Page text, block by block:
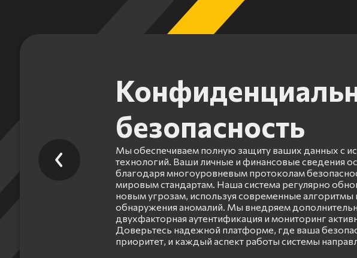
безопасность
Мы обеспечиваем полную защиту ваших данных с
технологий. Ваши личные и финансовые сведения
благодаря многоуровневым протоколам
мировым стандартам. Наша система регулярно
новым угрозам, используя современные
обнаружения аномалий. Мы внедряем
двухфакторная аутентификация и мониторинг
Доверьтесь надежной платформе, где ваша
приоритет, и каждый аспект работы системы